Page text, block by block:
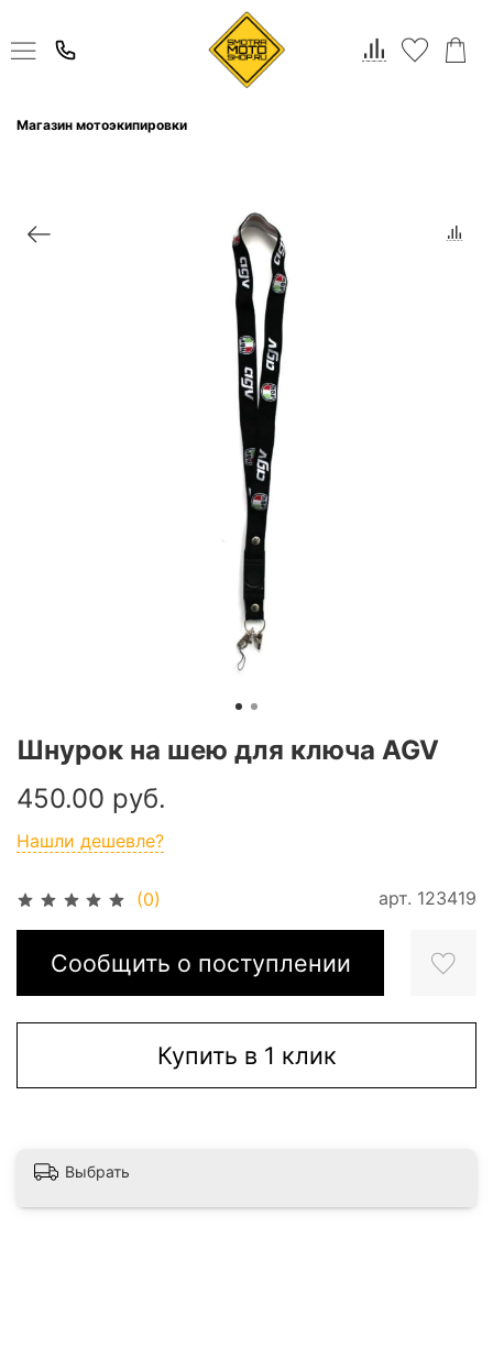
Магазин мотоэкипировки
(0) арт. 123419
Шнурок на шею для ключа AGV
450.00 руб.
Нашли дешевле?
Сообщить о поступлении
Купить в 1 клик
Выбрать